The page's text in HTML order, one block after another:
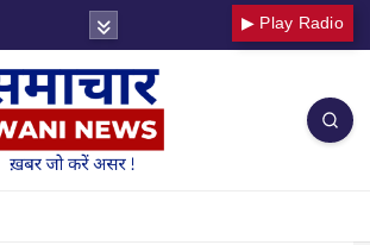
▶ Play Radio